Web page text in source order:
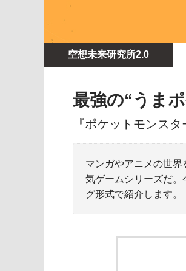
空想未来研究所2.0
最強の“うま
『ポケットモンス
マンガやアニメの世
気ゲームシリーズだ。
グ形式で紹介します。